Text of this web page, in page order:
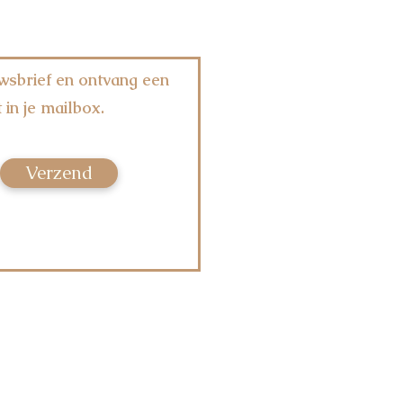
en ontvang een
in je mailbox.
Verzend